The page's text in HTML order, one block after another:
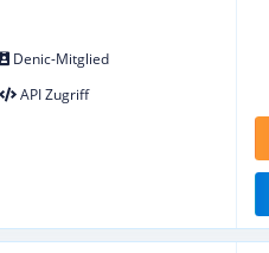
Denic-Mitglied
API Zugriff